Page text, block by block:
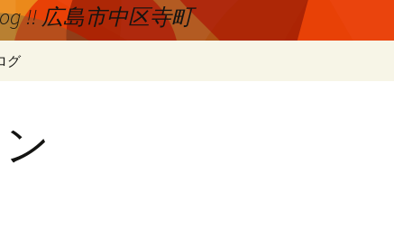
!! 広島市中区寺町
グ